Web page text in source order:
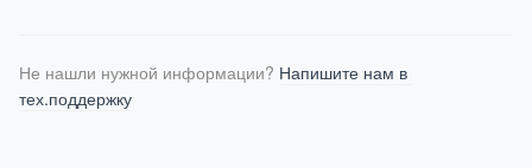
Не нашли нужной информации? Напишите нам в
тех.поддержку